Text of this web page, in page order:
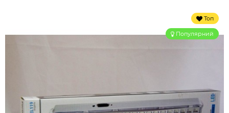
Топ
Популярний